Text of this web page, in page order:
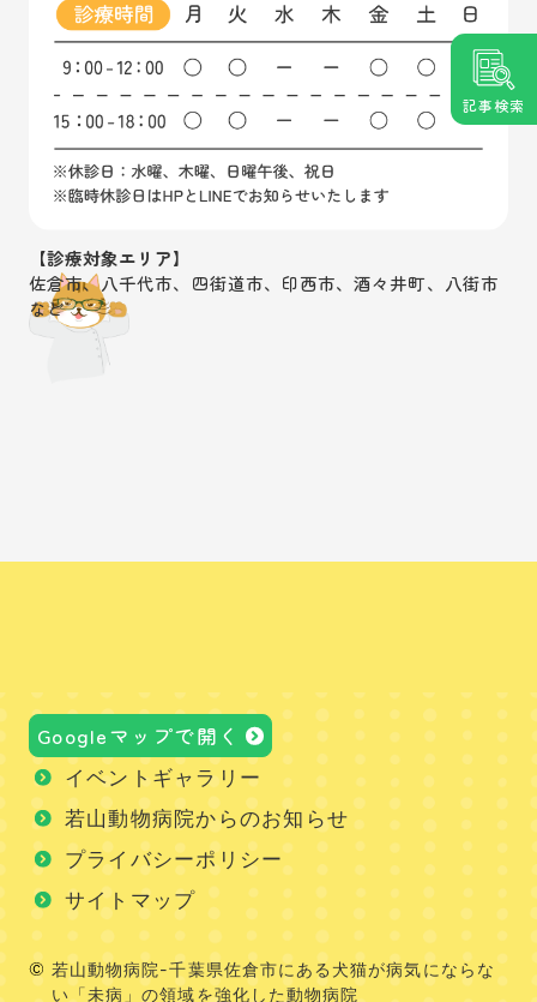
記事検索
【診療対象エリア】
佐倉市、八千代市、四街道市、印西市、酒々井町、八街市
など
Googleマップで開く
イベントギャラリー
若山動物病院からのお知らせ
プライバシーポリシー
サイトマップ
若山動物病院-千葉県佐倉市にある犬猫が病気にならな
い「未病」の領域を強化した動物病院